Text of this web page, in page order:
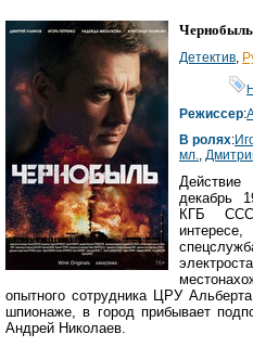
Чернобыль
Детектив,
Режиссер:
В ролях:
мл.,
Действие
декабрь
КГБ
опытного сотрудника ЦРУ
шпионаже, в город прибывает
Андрей Николаев.